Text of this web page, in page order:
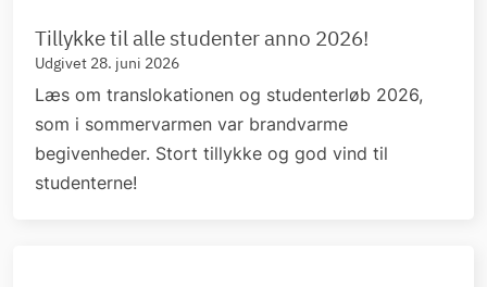
Tillykke til alle studenter anno 2026!
Udgivet 28. juni 2026
Læs om translokationen og studenterløb 2026,
som i sommervarmen var brandvarme
begivenheder. Stort tillykke og god vind til
studenterne!